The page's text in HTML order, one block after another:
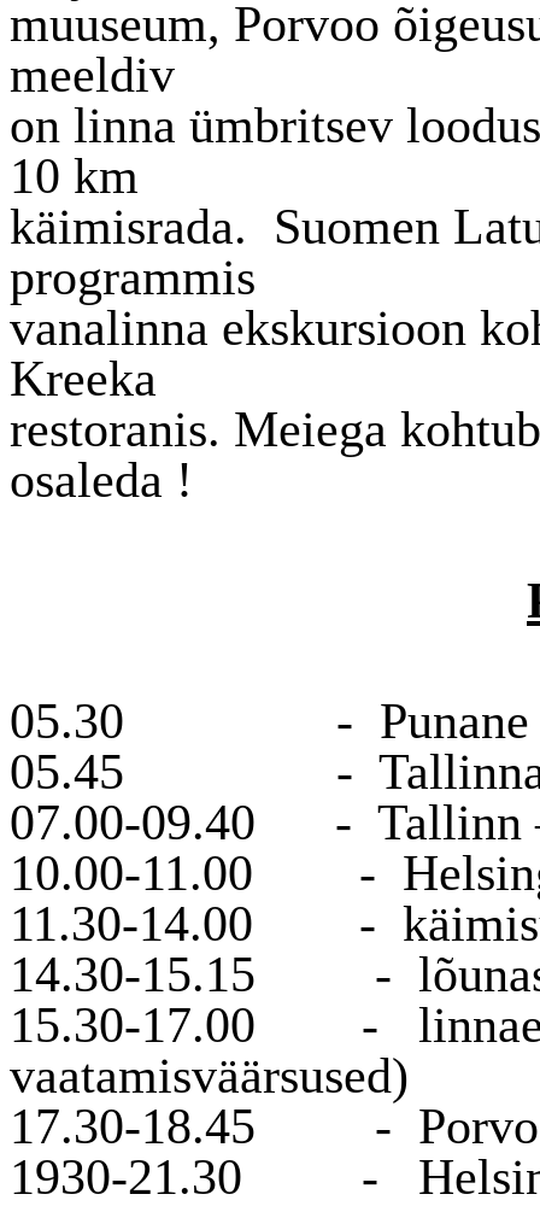
muuseum, Porvoo
meeldiv
on linna ümbritsev
10 km
käimisrada. Suomen
programmis
vanalinna ekskursioon
Kreeka
restoranis. Meiega
osaleda !
05.30 -
05.45
-
07.00-09.40
- Tallinn
10.00-11.00
-
11.30-14.00
-
14.30-15.15
-
15.30-17.00
-
vaatamisväärsused)
17.30-18.45
-
1930-21.30
-